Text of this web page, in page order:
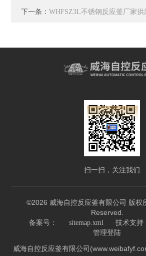
下一条：WHFSZ3L不锈钢反应釜厂家供
扫一扫，关注我们
©2026 威海自控反应釜有限公司 版权
Reserved.
备案号： sitemap.xml 技术支持
管理登陆
威海自控反应釜有限公司